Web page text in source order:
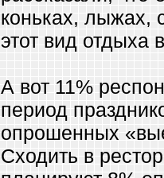
коньках, лыжах,
этот вид отдыха
А вот 11%
период
опрошенных
Сходить в